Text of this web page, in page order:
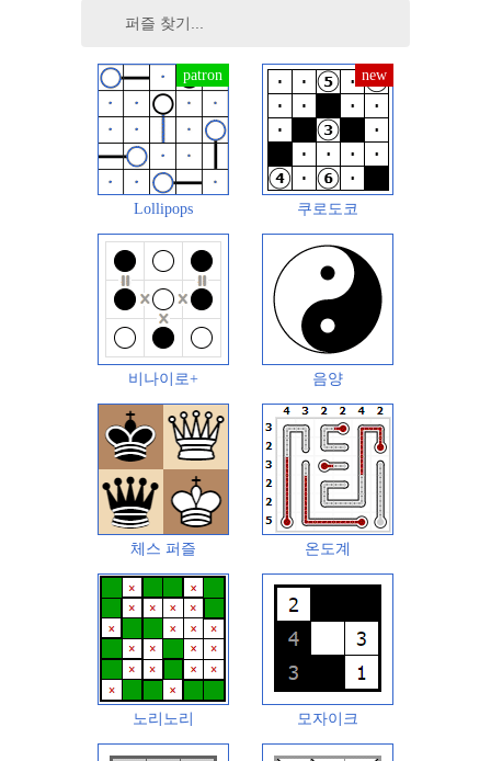
Lollipops 쿠로도코
비나이로+ 음양
체스 퍼즐 온도계
노리노리 모자이크